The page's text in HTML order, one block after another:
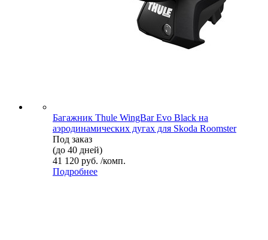
Багажник Thule WingBar Evo Black на
аэродинамических дугах для Skoda Roomster
Под заказ
(до 40 дней)
41 120 руб. /комп.
Подробнее